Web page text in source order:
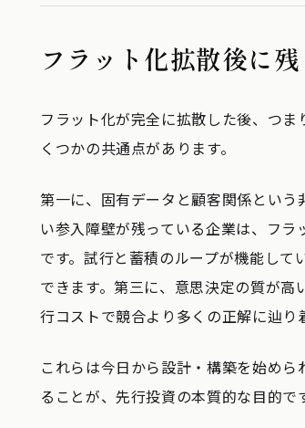
フラット化拡散後に
フラット化が完全に拡散した後、つ
くつかの共通点があります。
第一に、固有データと顧客関係とい
い参入障壁が残っている企業は、フ
です。試行と蓄積のループが機能し
できます。第三に、意思決定の質が
行コストで競合より多くの正解に辿り
これらは今日から設計・構築を始め
ることが、先行投資の本質的な目的で